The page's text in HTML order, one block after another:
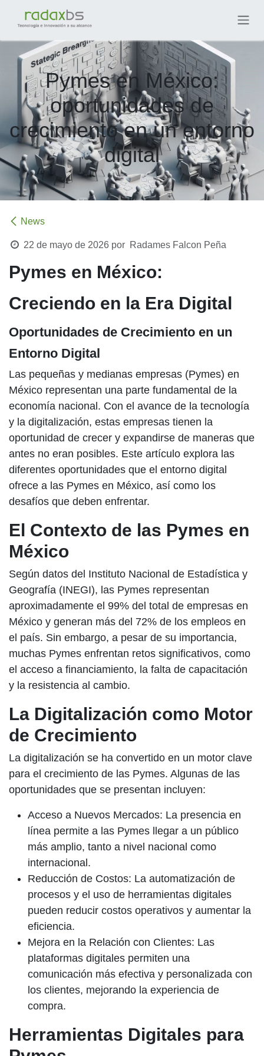
Pymes en México:
oportunidades de
crecimiento en un entorno
digital
News
22 de mayo de 2026 por Radames Falcon Peña
Pymes en México:
Creciendo en la Era Digital
Oportunidades de Crecimiento en un
Entorno Digital
Las pequeñas y medianas empresas (Pymes) en
México representan una parte fundamental de la
economía nacional. Con el avance de la tecnología
y la digitalización, estas empresas tienen la
oportunidad de crecer y expandirse de maneras que
antes no eran posibles. Este artículo explora las
diferentes oportunidades que el entorno digital
ofrece a las Pymes en México, así como los
desafíos que deben enfrentar.
El Contexto de las Pymes en
México
Según datos del Instituto Nacional de Estadística y
Geografía (INEGI), las Pymes representan
aproximadamente el 99% del total de empresas en
México y generan más del 72% de los empleos en
el país. Sin embargo, a pesar de su importancia,
muchas Pymes enfrentan retos significativos, como
el acceso a financiamiento, la falta de capacitación
y la resistencia al cambio.
La Digitalización como Motor
de Crecimiento
La digitalización se ha convertido en un motor clave
para el crecimiento de las Pymes. Algunas de las
oportunidades que se presentan incluyen:
Acceso a Nuevos Mercados: La presencia en
línea permite a las Pymes llegar a un público
más amplio, tanto a nivel nacional como
internacional.
Reducción de Costos: La automatización de
procesos y el uso de herramientas digitales
pueden reducir costos operativos y aumentar la
eficiencia.
Mejora en la Relación con Clientes: Las
plataformas digitales permiten una
comunicación más efectiva y personalizada con
los clientes, mejorando la experiencia de
compra.
Herramientas Digitales para